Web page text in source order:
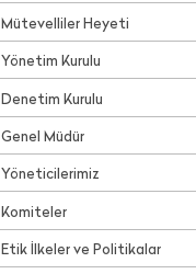
Mütevelliler Heyeti
Yönetim Kurulu
Denetim Kurulu
Genel Müdür
Yöneticilerimiz
Komiteler
Etik İlkeler ve Politikalar